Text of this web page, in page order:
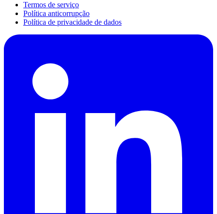
Termos de serviço
Política anticorrupção
Política de privacidade de dados